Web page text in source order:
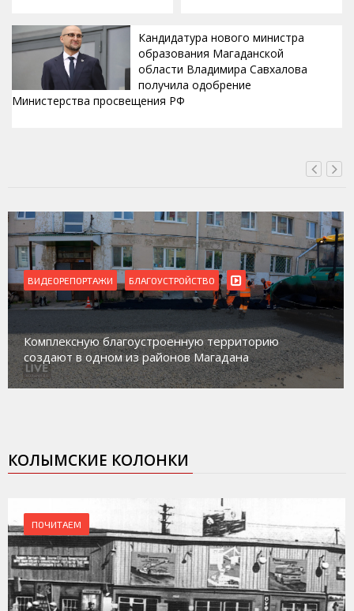
Кандидатура нового министра
образования Магаданской
области Владимира Савхалова
получила одобрение
Министерства просвещения РФ
ВИДЕОРЕПОРТАЖИ
Магадан присоединился к пилотному проекту по
работе с несовершеннолетними из групп
социального риска «Переправа»
КОЛЫМСКИЕ КОЛОНКИ
ПОЧИТАЕМ